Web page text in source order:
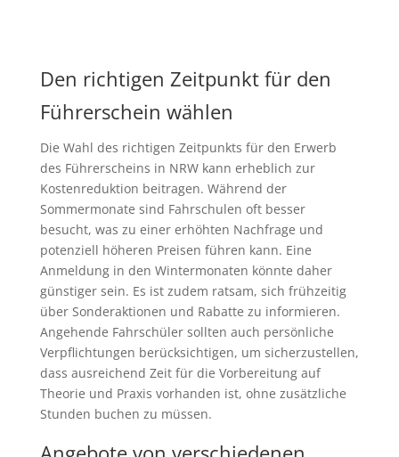
Den richtigen Zeitpunkt für den
Führerschein wählen
Die Wahl des richtigen Zeitpunkts für den Erwerb
des Führerscheins in NRW kann erheblich zur
Kostenreduktion beitragen. Während der
Sommermonate sind Fahrschulen oft besser
besucht, was zu einer erhöhten Nachfrage und
potenziell höheren Preisen führen kann. Eine
Anmeldung in den Wintermonaten könnte daher
günstiger sein. Es ist zudem ratsam, sich frühzeitig
über Sonderaktionen und Rabatte zu informieren.
Angehende Fahrschüler sollten auch persönliche
Verpflichtungen berücksichtigen, um sicherzustellen,
dass ausreichend Zeit für die Vorbereitung auf
Theorie und Praxis vorhanden ist, ohne zusätzliche
Stunden buchen zu müssen.